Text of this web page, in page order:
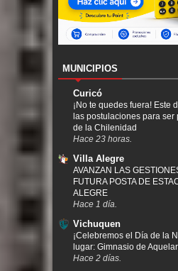
MUNICIPIOS
Curicó
¡No te quedes fuera! Este
las postulaciones para ser
de la Chilenidad
Hace 23 horas.
Villa Alegre
AVANZAN LAS
FUTURA POSTA DE
ALEGRE
Hace 1 día.
Vichuquen
¡Celebremos el Día de la
lugar: Gimnasio de
Hace 2 días.